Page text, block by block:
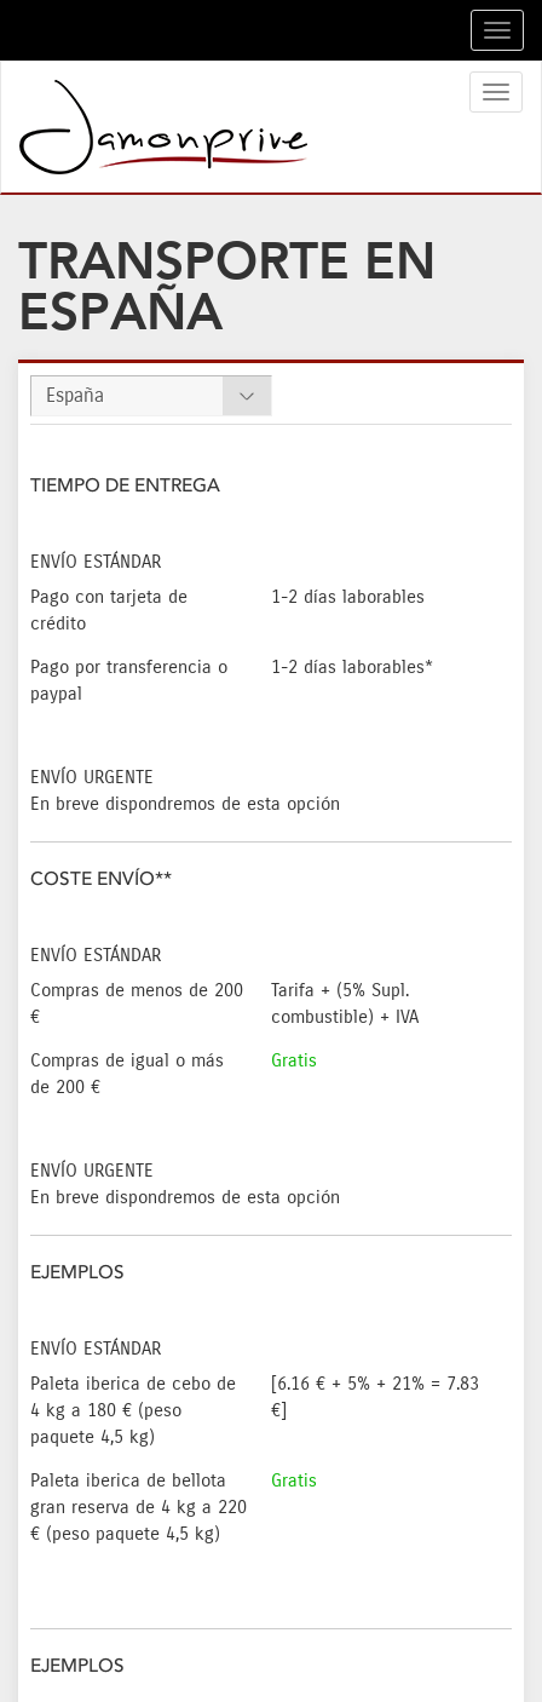
TRANSPORTE EN
ESPAÑA
España
TIEMPO DE ENTREGA
ENVÍO ESTÁNDAR
Pago con tarjeta de
crédito
1-2 días laborables
Pago por transferencia o
paypal
1-2 días laborables*
ENVÍO URGENTE
En breve dispondremos de esta opción
COSTE ENVÍO**
ENVÍO ESTÁNDAR
Compras de menos de 200
€
Tarifa + (5% Supl.
combustible) + IVA
Compras de igual o más
de 200 €
Gratis
ENVÍO URGENTE
En breve dispondremos de esta opción
EJEMPLOS
ENVÍO ESTÁNDAR
Paleta iberica de cebo de
4 kg a 180 € (peso
paquete 4,5 kg)
[6.16 € + 5% + 21% = 7.83
€]
Paleta iberica de bellota
gran reserva de 4 kg a 220
€ (peso paquete 4,5 kg)
Gratis
EJEMPLOS